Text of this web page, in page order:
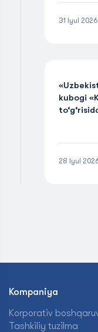
31 Iyul 2026
kubogi
28 Iyul
Kompaniya
Korporativ
Tashkiliy tuzilma